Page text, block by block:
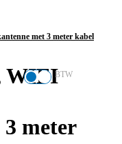
BTW
met 3 meter kabel
WIFI
meter